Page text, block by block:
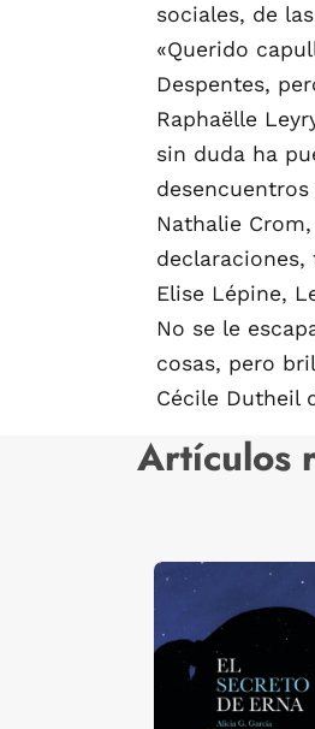
sociales, de
«Querido
Despentes,
Raphaëlle
sin duda ha
Nathalie
declaraciones,
Elise Lépine,
No se le
cosas, pero
Cécile Dutheil
Artículos